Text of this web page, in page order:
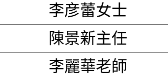
李彦蕾女士
陳景新主任
李麗華老師